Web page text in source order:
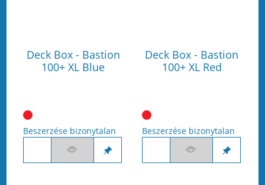
Deck Box - Bastion
100+ XL Blue
Beszerzése bizonytalan
Deck Box - Bastion
100+ XL Red
Beszerzése bizonytalan